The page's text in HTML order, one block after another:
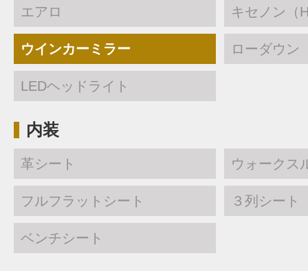
エアロ キセノン（
ウインカーミラー ローダウン
LEDヘッドライト
内装
革シート ウォークス
フルフラットシート ３列シート
ベンチシート